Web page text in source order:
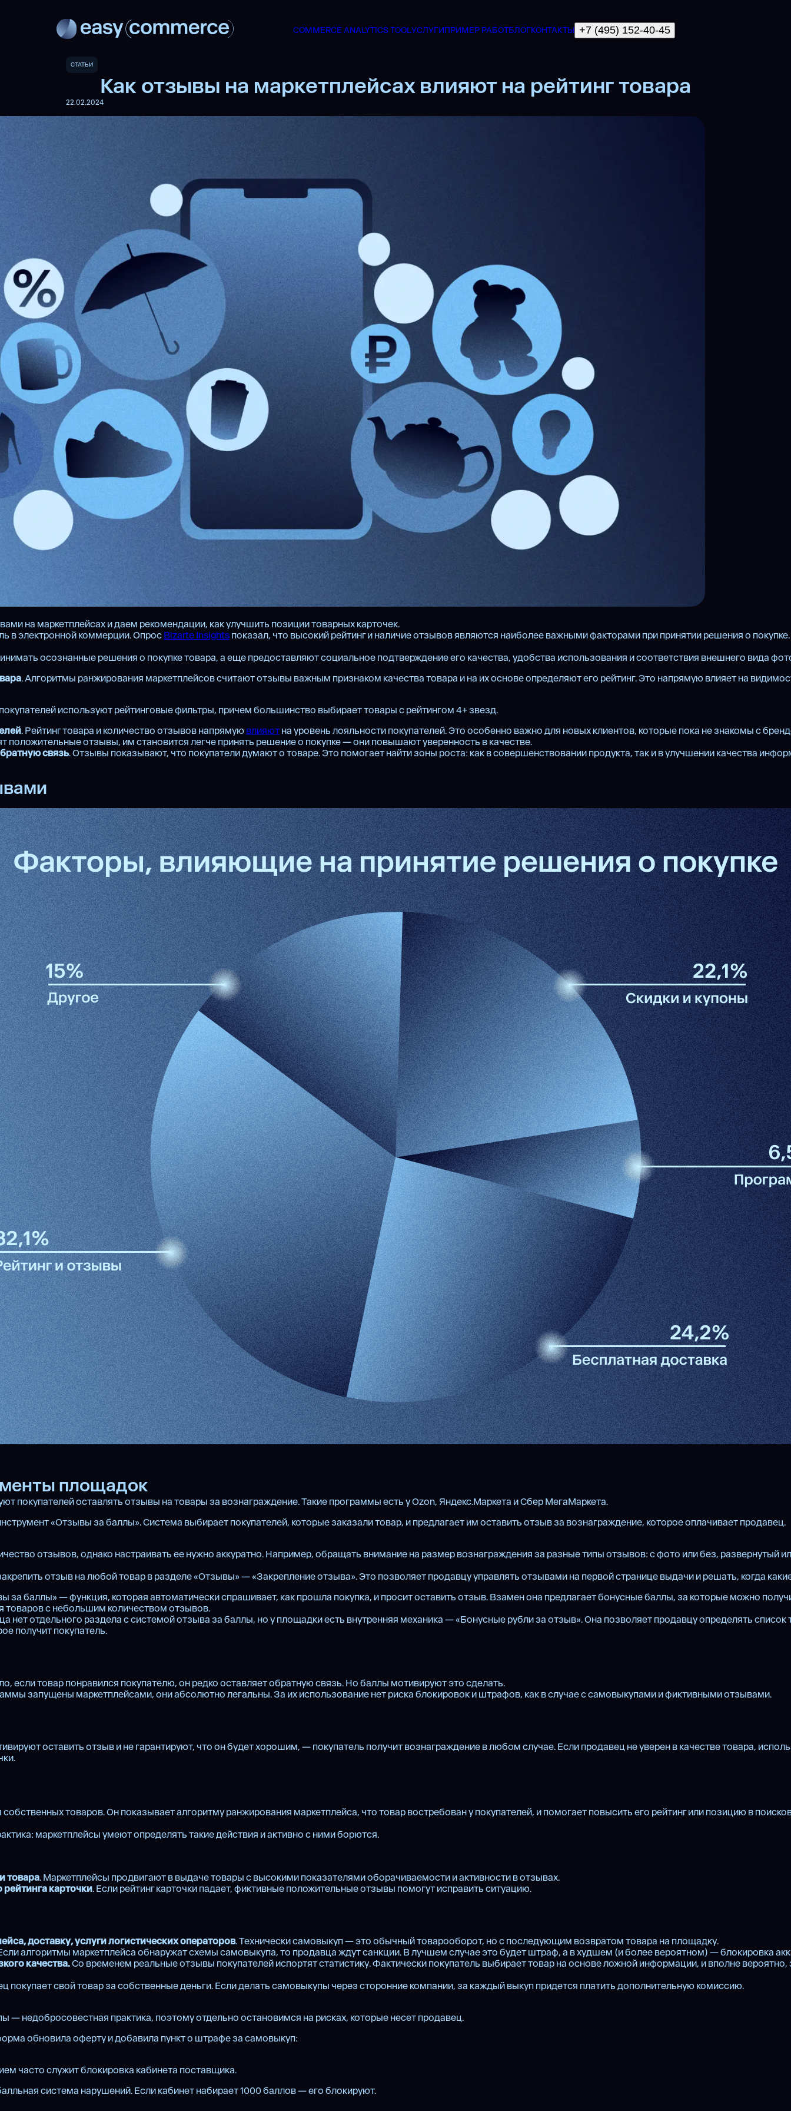
COMMERCE ANALYTICS TOOLУСЛУГИПРИМЕР РАБОТБЛОГКОНТАКТЫ +7 (495) 152-40-45
СТАТЬИ
Как отзывы на маркетплейсах влияют на рейтинг товара
22.02.2024
на маркетплейсах и даем рекомендации, как улучшить позиции товарных карточек.
в электронной коммерции. Опрос Bizarte Insights показал, что высокий рейтинг и наличие отзывов являются наиболее важными факторами при принятии решения о покупке.
осознанные решения о покупке товара, а еще предоставляют социальное подтверждение его качества, удобства использования и соответствия внешнего вида
. Алгоритмы ранжирования маркетплейсов считают отзывы важным признаком качества товара и на их основе определяют его рейтинг. Это напрямую влияет на
используют рейтинговые фильтры, причем большинство выбирает товары с рейтингом 4+ звезд.
. Рейтинг товара и количество отзывов напрямую влияют на уровень лояльности покупателей. Это особенно важно для новых клиентов, которые пока не знакомы с
положительные отзывы, им становится легче принять решение о покупке — они повышают уверенность в качестве.
связь. Отзывы показывают, что покупатели думают о товаре. Это помогает найти зоны роста: как в совершенствовании продукта, так и в улучшении качества
площадок
покупателей оставлять отзывы на товары за вознаграждение. Такие программы есть у Ozon, Яндекс.Маркета и Сбер МегаМаркета.
«Отзывы за баллы». Система выбирает покупателей, которые заказали товар, и предлагает им оставить отзыв за вознаграждение, которое оплачивает продавец.
отзывов, однако настраивать ее нужно аккуратно. Например, обращать внимание на размер вознаграждения за разные типы отзывов: с фото или без, развернутый
отзыв на любой товар в разделе «Отзывы» — «Закрепление отзыва». Это позволяет продавцу управлять отзывами на первой странице выдачи и решать, когда
за баллы» — функция, которая автоматически спрашивает, как прошла покупка, и просит оставить отзыв. Взамен она предлагает бонусные баллы, за которые можно
товаров с небольшим количеством отзывов.
нет отдельного раздела с системой отзыва за баллы, но у площадки есть внутренняя механика — «Бонусные рубли за отзыв». Она позволяет продавцу определять список
получит покупатель.
если товар понравился покупателю, он редко оставляет обратную связь. Но баллы мотивируют это сделать.
запущены маркетплейсами, они абсолютно легальны. За их использование нет риска блокировок и штрафов, как в случае с самовыкупами и фиктивными отзывами.
оставить отзыв и не гарантируют, что он будет хорошим, — покупатель получит вознаграждение в любом случае. Если продавец не уверен в качестве товара,
товаров. Он показывает алгоритму ранжирования маркетплейса, что товар востребован у покупателей, и помогает повысить его рейтинг или позицию в
маркетплейсы умеют определять такие действия и активно с ними борются.
товара. Маркетплейсы продвигают в выдаче товары с высокими показателями оборачиваемости и активности в отзывах.
карточки. Если рейтинг карточки падает, фиктивные положительные отзывы помогут исправить ситуацию.
доставку, услуги логистических операторов. Технически самовыкуп — это обычный товарооборот, но с последующим возвратом товара на площадку.
алгоритмы маркетплейса обнаружат схемы самовыкупа, то продавца ждут санкции. В лучшем случае это будет штраф, а в худшем (и более вероятном) — блокировка
качества.Со временем реальные отзывы покупателей испортят статистику. Фактически покупатель выбирает товар на основе ложной информации, и вполне вероятно,
покупает свой товар за собственные деньги. Если делать самовыкупы через сторонние компании, за каждый выкуп придется платить дополнительную комиссию.
— недобросовестная практика, поэтому отдельно остановимся на рисках, которые несет продавец.
обновила оферту и добавила пункт о штрафе за самовыкуп:
часто служит блокировка кабинета поставщика.
система нарушений. Если кабинет набирает 1000 баллов — его блокируют.